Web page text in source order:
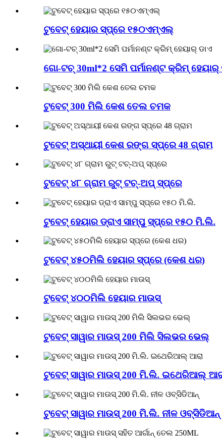
ଟୁବେଟ୍ ହେୟାର ସ୍ପ୍ରେ ୧୫୦ଏମ୍ଏଲ୍
ଗୋ-ଟଚ୍ 30ml*2 ସେମି ପର୍ମାନଣ୍ଟ କ୍ରିମ୍ ହେୟାର୍
ଟୁବେଟ୍ 300 ମିଲି କେଶ ତେଲ ଚମକ
ଟୁବେଟ୍ ଅସ୍ଥାୟୀ କେଶ ରଙ୍ଗ ସ୍ପ୍ରେ 48 ଗ୍ରାମ
ଟୁବେଟ୍ ୪୮ ଗ୍ରାମ ରୁଟ୍ ଟଚ୍-ଅପ୍ ସ୍ପ୍ରେ
ଟୁବେଟ୍ ହେୟାର ଡ୍ରାଏ ସାମ୍ପୁ ସ୍ପ୍ରେ ୧୫୦ ମି.ଲି.
ଟୁବେଟ୍ ୪୫୦ମିଲି ହେୟାର ସ୍ପ୍ରେ (କେଶ ଧର)
ଟୁବେଟ୍ ୪୦୦ମିଲି ହେୟାର ମାଉସ୍
ଟୁବେଟ୍ ସାୱାର ମାଉସ୍ 200 ମିଲି ସିଲଭର ଭେଲ୍
ଟୁବେଟ୍ ସାୱାର ମାଉସ୍ 200 ମି.ଲି. ଇଥେରିଆଲ୍
ଟୁବେଟ୍ ସାୱାର ମାଉସ୍ 200 ମି.ଲି. ନୀଳ ଓବ୍ସିଡିଆନ୍